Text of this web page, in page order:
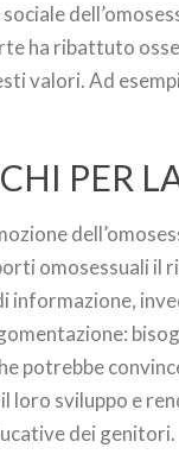
ha ribattuto
valori. Ad
PER
omosessuali il
informazione,
potrebbe
loro sviluppo e
dei genitori.